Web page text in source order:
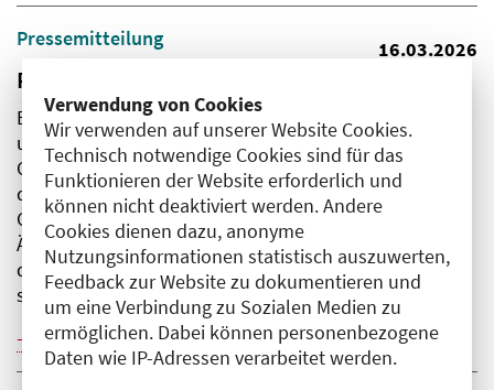
Verwendung von Cookies
Wir verwenden auf unserer Website Cookies.
Technisch notwendige Cookies sind für das
Funktionieren der Website erforderlich und
können nicht deaktiviert werden. Andere
Cookies dienen dazu, anonyme
Nutzungsinformationen statistisch auszuwerten,
Feedback zur Website zu dokumentieren und
um eine Verbindung zu Sozialen Medien zu
ermöglichen. Dabei können personenbezogene
Daten wie IP-Adressen verarbeitet werden.
Pressemitteilung 16.03.2026
Pakt für den ÖGD muss fortgeführt werden
Ein starker Öffentlicher Gesundheitsdienst (ÖGD) ist
unabdingbarer Bestandteil eines krisenfesten
Gesundheitswesens. Eine besondere Rolle spielen
dabei die Gesundheitsämter. Anlässlich des Tages des
Gesundheitsamtes am 19. März 2026 fordert die
Ärztekammer Berlin, eine Anschlussfinanzierung für
den Pakt für den Öffentlichen Gesundheitsdienst
sicherzustellen.
Weiterlesen